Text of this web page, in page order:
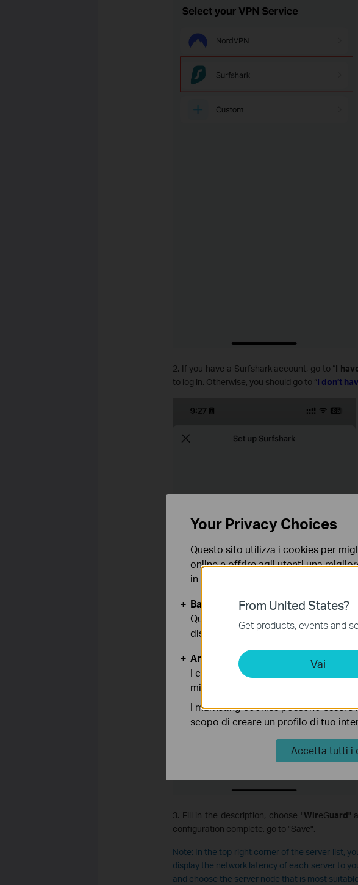
2. If you have a Surfshark account, go to “I
to log in. Otherwise, you should go to “I don’t
3. Fill in the description, choose "WireGuard"
configuration complete, go to "Save".
Note: In the top right corner of the server list,
display the network latency of each server to
and choose the server node that is most
From United States?
Get products, events and
Vai
Your Privacy Choices
Questo sito utilizza i cookies per
online e offrire agli utenti una
in qualunque momento. Per
Basic Cookies
Questi cookies sono necessari per
disattivati nel tuo sistema.
Analytics e Marketing Cookies
I cookies analitici ci permettono di
migliorarne le funzionalità.
I marketing cookies possono
scopo di creare un profilo di tuo
Accetta tutti i